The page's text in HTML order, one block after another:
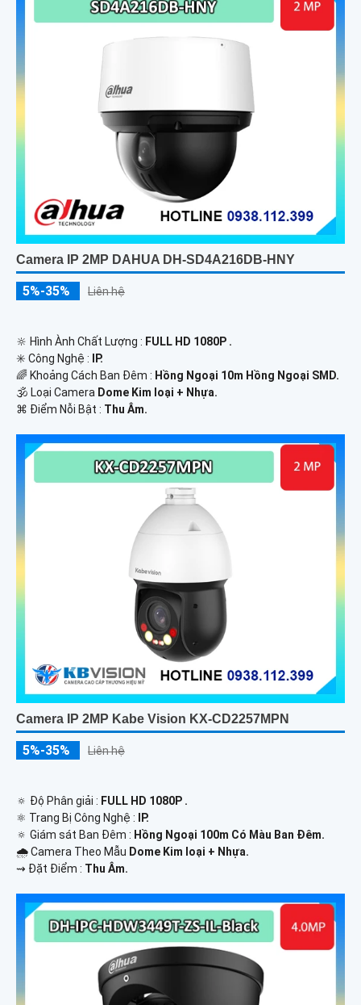
Camera IP 2MP DAHUA DH-SD4A216DB-HNY
5%-35% Liên hệ
🔆 Hình Ành Chất Lượng : FULL HD 1080P .
✳️ Công Nghệ :
IP.
🌈 Khoảng Cách Ban Đêm : Hồng Ngoại 10m Hồng Ngoại SMD.
🕉️ Loại Camera Dome Kim loại + Nhựa.
️⌘ Điểm Nỗi Bật : Thu Âm.
Camera IP 2MP Kabe Vision KX-CD2257MPN
5%-35% Liên hệ
🔅 Độ Phân giải : FULL HD 1080P .
⚛️ Trang Bị Công Nghệ :
IP.
🔅 Giám sát Ban Đêm : Hồng Ngoại 100m Có Màu Ban Ðêm.
🌧️ Camera Theo Mẫu Dome Kim loại + Nhựa.
️⇝ Đặt Điểm : Thu Âm.